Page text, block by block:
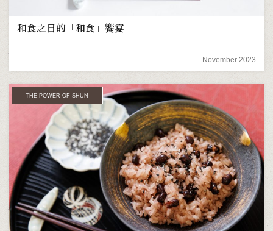
和食之日的「和食」饗宴
November 2023
THE POWER OF SHUN